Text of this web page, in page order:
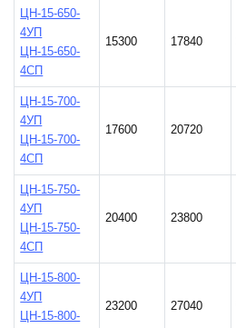
ЦН-15-650-
4УП
ЦН-15-650-
4СП
15300 17840
ЦН-15-700-
4УП
ЦН-15-700-
4СП
17600 20720
ЦН-15-750-
4УП
ЦН-15-750-
4СП
20400 23800
ЦН-15-800-
4УП
ЦН-15-800-
23200 27040